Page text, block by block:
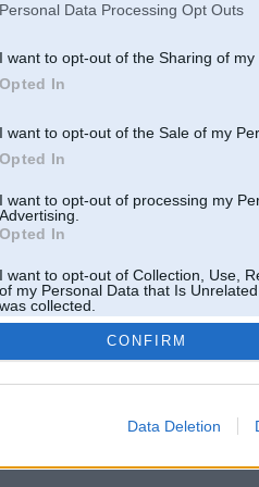
Personal Data Processing Opt Outs
I want to opt-out of the Sharing of
Opted In
I want to opt-out of the Sale of my
Opted In
I want to opt-out of processing my
Advertising.
Opted In
I want to opt-out of Collection, Use,
of my Personal Data that Is
was collected.
Opted Out
CONFIRM
Data Deletion
auto klubs un nav saistīts ar